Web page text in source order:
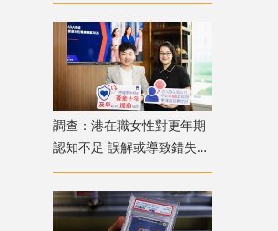
調查：港在職女性對更年期
認知不足 誤解或導致錯失
「黃金預防期」